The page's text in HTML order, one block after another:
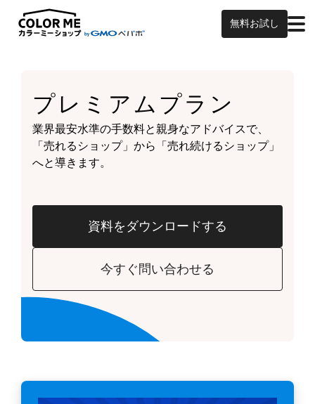
無料お試し
プレミアムプラン
業界最安水準の手数料と親身なアドバイスで、
「売れるショップ」から「売れ続けるショップ」
へと導きます。
資料をダウンロードする
今すぐ問い合わせる